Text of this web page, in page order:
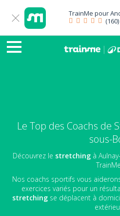
TrainMe pour
(160)
Le Top des Coachs de
sous-
Découvrez le stretchingà
TrainMe.
Nos coachs sportifs vous
exercices variés pour un
stretchingse déplacent à